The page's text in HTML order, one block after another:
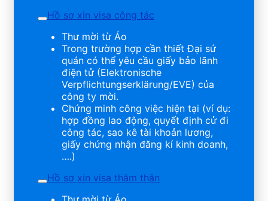
Hồ sơ xin visa công tác
Thư mời từ Áo
Trong trường hợp cần thiết Đại sứ
quán có thể yêu cầu giấy bảo lãnh
điện tử (Elektronische
Verpflichtungserklärung/EVE) của
công ty mời.
Chứng minh công việc hiện tại (ví dụ:
hợp đồng lao động, quyết định cử đi
công tác, sao kê tài khoản lương,
giấy chứng nhận đăng kí kinh doanh,
….)
Hồ sơ xin visa thăm thân